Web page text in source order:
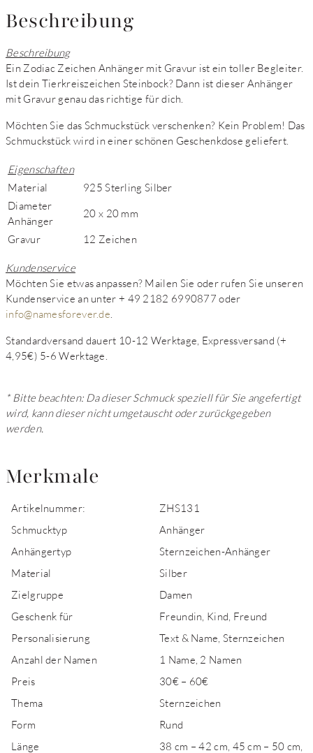
Beschreibung
Beschreibung
Ein Zodiac Zeichen Anhänger mit Gravur ist ein toller Begleiter.
Ist dein Tierkreiszeichen Steinbock? Dann ist dieser Anhänger
mit Gravur genau das richtige für dich.
Möchten Sie das Schmuckstück verschenken? Kein Problem! Das
Schmuckstück wird in einer schönen Geschenkdose geliefert.
Eigenschaften
Material
925 Sterling Silber
Diameter
Anhänger
20 x 20 mm
Gravur 12 Zeichen
Kundenservice
Möchten Sie etwas anpassen? Mailen Sie oder rufen Sie unseren
Kundenservice an unter + 49 2182 6990877 oder
info@namesforever.de
Standardversand dauert 10-12 Werktage, Expressversand (+
4,95€) 5-6 Werktage.
* Bitte beachten: Da dieser Schmuck speziell für Sie angefertigt
wird, kann dieser nicht umgetauscht oder zurückgegeben
werden.
Merkmale
Artikelnummer:
ZHS131
Schmucktyp
Anhänger
Anhängertyp
Sternzeichen-Anhänger
Material
Silber
Zielgruppe
Damen
Geschenk für
Freundin, Kind, Freund
Personalisierung
Text & Name, Sternzeichen
Anzahl der Namen
1 Name, 2 Namen
Preis
30€ – 60€
Thema
Sternzeichen
Form
Rund
Länge
38 cm – 42 cm, 45 cm – 50 cm,